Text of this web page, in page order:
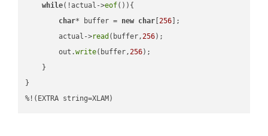
while(!actual->eof()){
char* buffer = new char [256 ];
        actual->
read (buffer,256);
        out.
write(buffer,256);
    }
}
%!(EXTRA string=XLAM)